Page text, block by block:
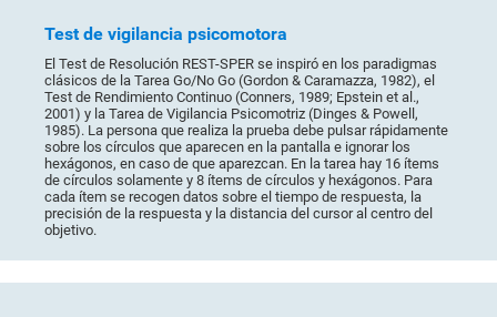
Test de vigilancia psicomotora
El Test de Resolución REST-SPER se inspiró en los paradigmas
clásicos de la Tarea Go/No Go (Gordon & Caramazza, 1982), el
Test de Rendimiento Continuo (Conners, 1989; Epstein et al.,
2001) y la Tarea de Vigilancia Psicomotriz (Dinges & Powell,
1985). La persona que realiza la prueba debe pulsar rápidamente
sobre los círculos que aparecen en la pantalla e ignorar los
hexágonos, en caso de que aparezcan. En la tarea hay 16 ítems
de círculos solamente y 8 ítems de círculos y hexágonos. Para
cada ítem se recogen datos sobre el tiempo de respuesta, la
precisión de la respuesta y la distancia del cursor al centro del
objetivo.